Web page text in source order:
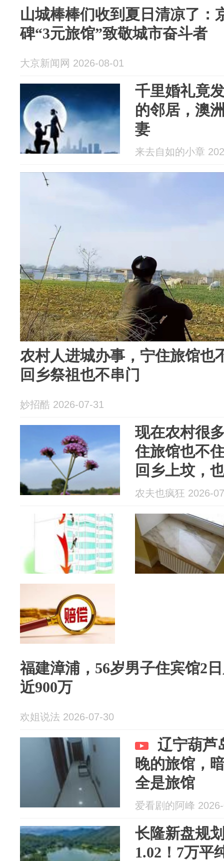
山城棒棒们收到夏日清凉了：
碑“3元旅馆”致敬城市奋斗者
大京新闻网 2026-08-01
千里婚礼竟
的邻居，澳
妻
来去自如的小章
农村人进城办事，宁住旅馆也
回乡祭祖也不串门
妙招酷 2026-07-31
现在农村很
住旅馆也不
回乡上坟，
脚吃饭了？
农夫也疯狂 2026-
福建漳浦，56岁男子住宾馆2
近900万
欢姐说法 2026-07-30
辽宁葫芦
晚的旅馆，
全是旅馆
爱看剧的阿峰
长隆新盘规
1.02！7万平